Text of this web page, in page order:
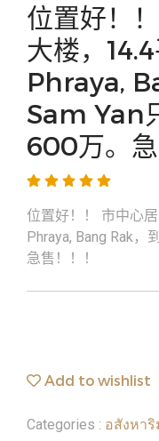
位置好！
大楼，
Phraya,
Sam Yan
600万。急
位置好！！ 市中心
Phraya, Bang Rak，
急售！！！
Add to wishlist
Categories : อสังหา